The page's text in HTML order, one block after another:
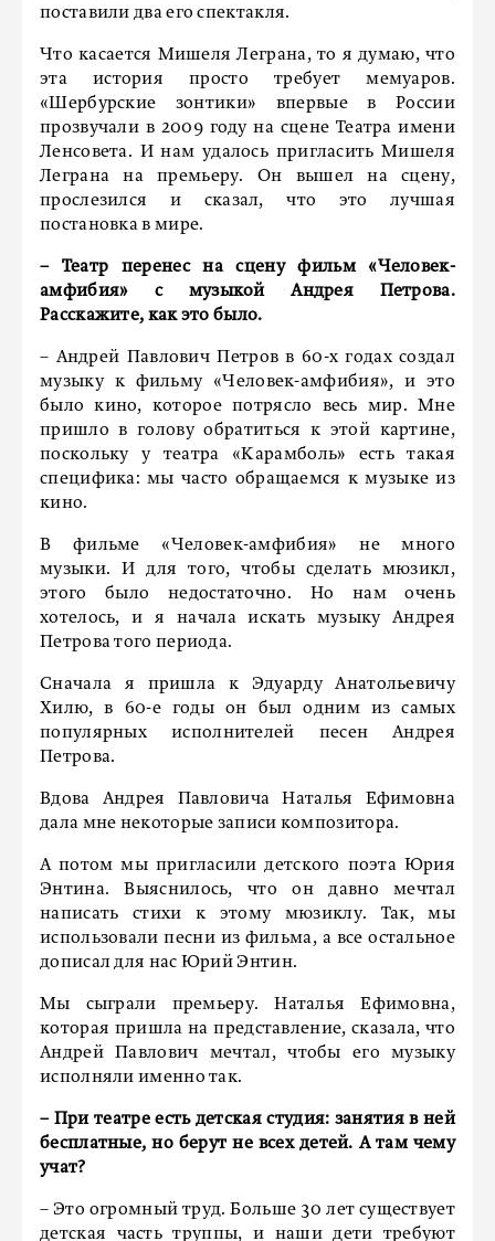
поставили два его спектакля.
Что касается Мишеля Леграна, то я думаю, что
эта история просто требует мемуаров.
«Шербурские зонтики» впервые в России
прозвучали в 2009 году на сцене Театра имени
Ленсовета. И нам удалось пригласить Мишеля
Леграна на премьеру. Он вышел на сцену,
прослезился и сказал, что это лучшая
постановка в мире.
– Театр перенес на сцену фильм «Человек-
амфибия» с музыкой Андрея Петрова.
Расскажите, как это было.
– Андрей Павлович Петров в 60-х годах создал
музыку к фильму «Человек-амфибия», и это
было кино, которое потрясло весь мир. Мне
пришло в голову обратиться к этой картине,
поскольку у театра «Карамболь» есть такая
специфика: мы часто обращаемся к музыке из
кино.
В фильме «Человек-амфибия» не много
музыки. И для того, чтобы сделать мюзикл,
этого было недостаточно. Но нам очень
хотелось, и я начала искать музыку Андрея
Петрова того периода.
Сначала я пришла к Эдуарду Анатольевичу
Хилю, в 60-е годы он был одним из самых
популярных исполнителей песен Андрея
Петрова.
Вдова Андрея Павловича Наталья Ефимовна
дала мне некоторые записи композитора.
А потом мы пригласили детского поэта Юрия
Энтина. Выяснилось, что он давно мечтал
написать стихи к этому мюзиклу. Так, мы
использовали песни из фильма, а все остальное
дописал для нас Юрий Энтин.
Мы сыграли премьеру. Наталья Ефимовна,
которая пришла на представление, сказала, что
Андрей Павлович мечтал, чтобы его музыку
исполняли именно так.
– При театре есть детская студия: занятия в ней
бесплатные, но берут не всех детей. А там чему
учат?
– Это огромный труд. Больше 30 лет существует
детская часть труппы, и наши дети требуют